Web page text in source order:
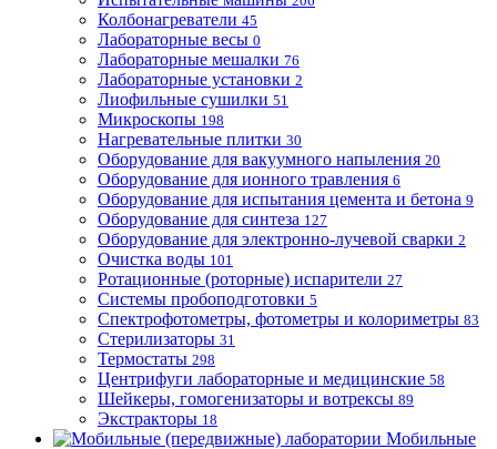
Колбонагреватели 45
Лабораторные весы 0
Лабораторные мешалки 76
Лабораторные установки 2
Лиофильные сушилки 51
Микроскопы 198
Нагревательные плитки 30
Оборудование для вакуумного напыления 20
Оборудование для ионного травления 6
Оборудование для испытания цемента и бетона 9
Оборудование для синтеза 127
Оборудование для электронно-лучевой сварки 2
Очистка воды 101
Ротационные (роторные) испарители 27
Системы пробоподготовки 5
Спектрофотометры, фотометры и колориметры 83
Стерилизаторы 31
Термостаты 298
Центрифуги лабораторные и медицинские 58
Шейкеры, гомогенизаторы и вотрексы 89
Экстракторы 18
Мобильные